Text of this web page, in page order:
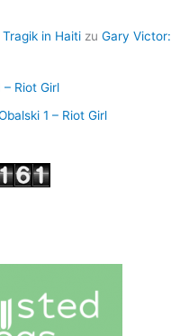
in Haiti zu Gary Victor:
– Riot Girl
1 – Riot Girl